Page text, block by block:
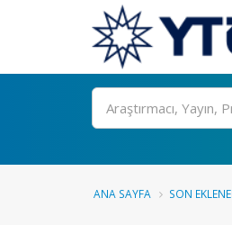
Ara
ANA SAYFA SON